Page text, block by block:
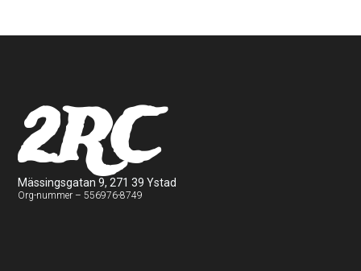
2RC
Mässingsgatan 9, 271 39 Ystad
Org-nummer – 556976-8749